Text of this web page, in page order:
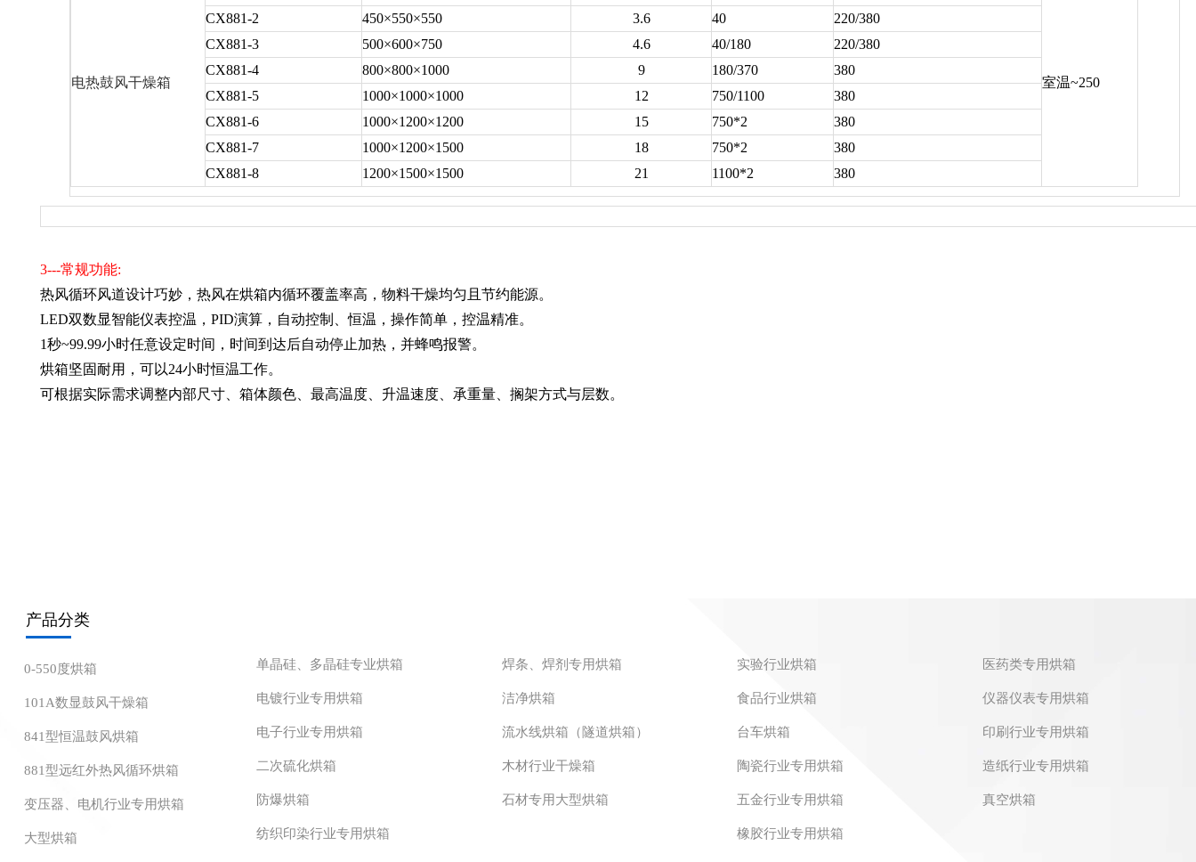
电热鼓风干燥箱 室温~250
CX881-2 450×550×550 3.6 40
220/380
CX881-3
500×600×750 4.6 40/180
220/380
CX881-4
800×800×1000 9 180/370
380
CX881-5
1000×1000×1000 12 750/1100
380
CX881-6
1000×1200×1200 15 750*2
380
CX881-7
1000×1200×1500 18 750*2
380
CX881-8
1200×1500×1500 21 1100*2 380
3---常规功能:
热风循环风道设计巧妙，热风在烘箱内循环覆盖率高，物料干燥均匀且节约能源。
LED双数显智能仪表控温，PID演算，自动控制、恒温，操作简单，控温精准。
1秒~99.99小时任意设定时间，时间到达后自动停止加热，并蜂鸣报警。
烘箱坚固耐用，可以24小时恒温工作。
可根据实际需求调整内部尺寸、箱体颜色、最高温度、升温速度、承重量、搁架方式与层数。
产品分类
0-550度烘箱
101A数显鼓风干燥箱
841型恒温鼓风烘箱
881型远红外热风循环烘箱
变压器、电机行业专用烘箱
大型烘箱
单晶硅、多晶硅专业烘箱
电镀行业专用烘箱
电子行业专用烘箱
二次硫化烘箱
防爆烘箱
纺织印染行业专用烘箱
焊条、焊剂专用烘箱
洁净烘箱
流水线烘箱（隧道烘箱）
木材行业干燥箱
石材专用大型烘箱
实验行业烘箱
食品行业烘箱
台车烘箱
陶瓷行业专用烘箱
五金行业专用烘箱
橡胶行业专用烘箱
医药类专用烘箱
仪器仪表专用烘箱
印刷行业专用烘箱
造纸行业专用烘箱
真空烘箱